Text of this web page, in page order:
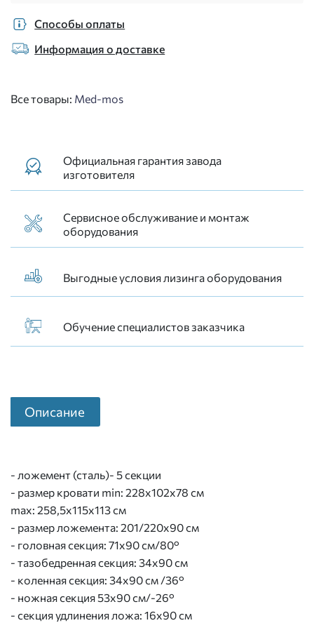
Способы оплаты
Информация о доставке
Все товары: Med-mos
Официальная гарантия завода
изготовителя
Сервисное обслуживание и монтаж
оборудования
Выгодные условия лизинга оборудования
Обучение специалистов заказчика
Описание
- ложемент (сталь)- 5 секции
- размер кровати min: 228х102х78 см
max: 258,5х115х113 см
- размер ложемента: 201/220х90 см
- головная секция: 71х90 см/80°
- тазобедренная секция: 34х90 см
- коленная секция: 34х90 см /36°
- ножная секция 53х90 см/-26°
- секция удлинения ложа: 16х90 см